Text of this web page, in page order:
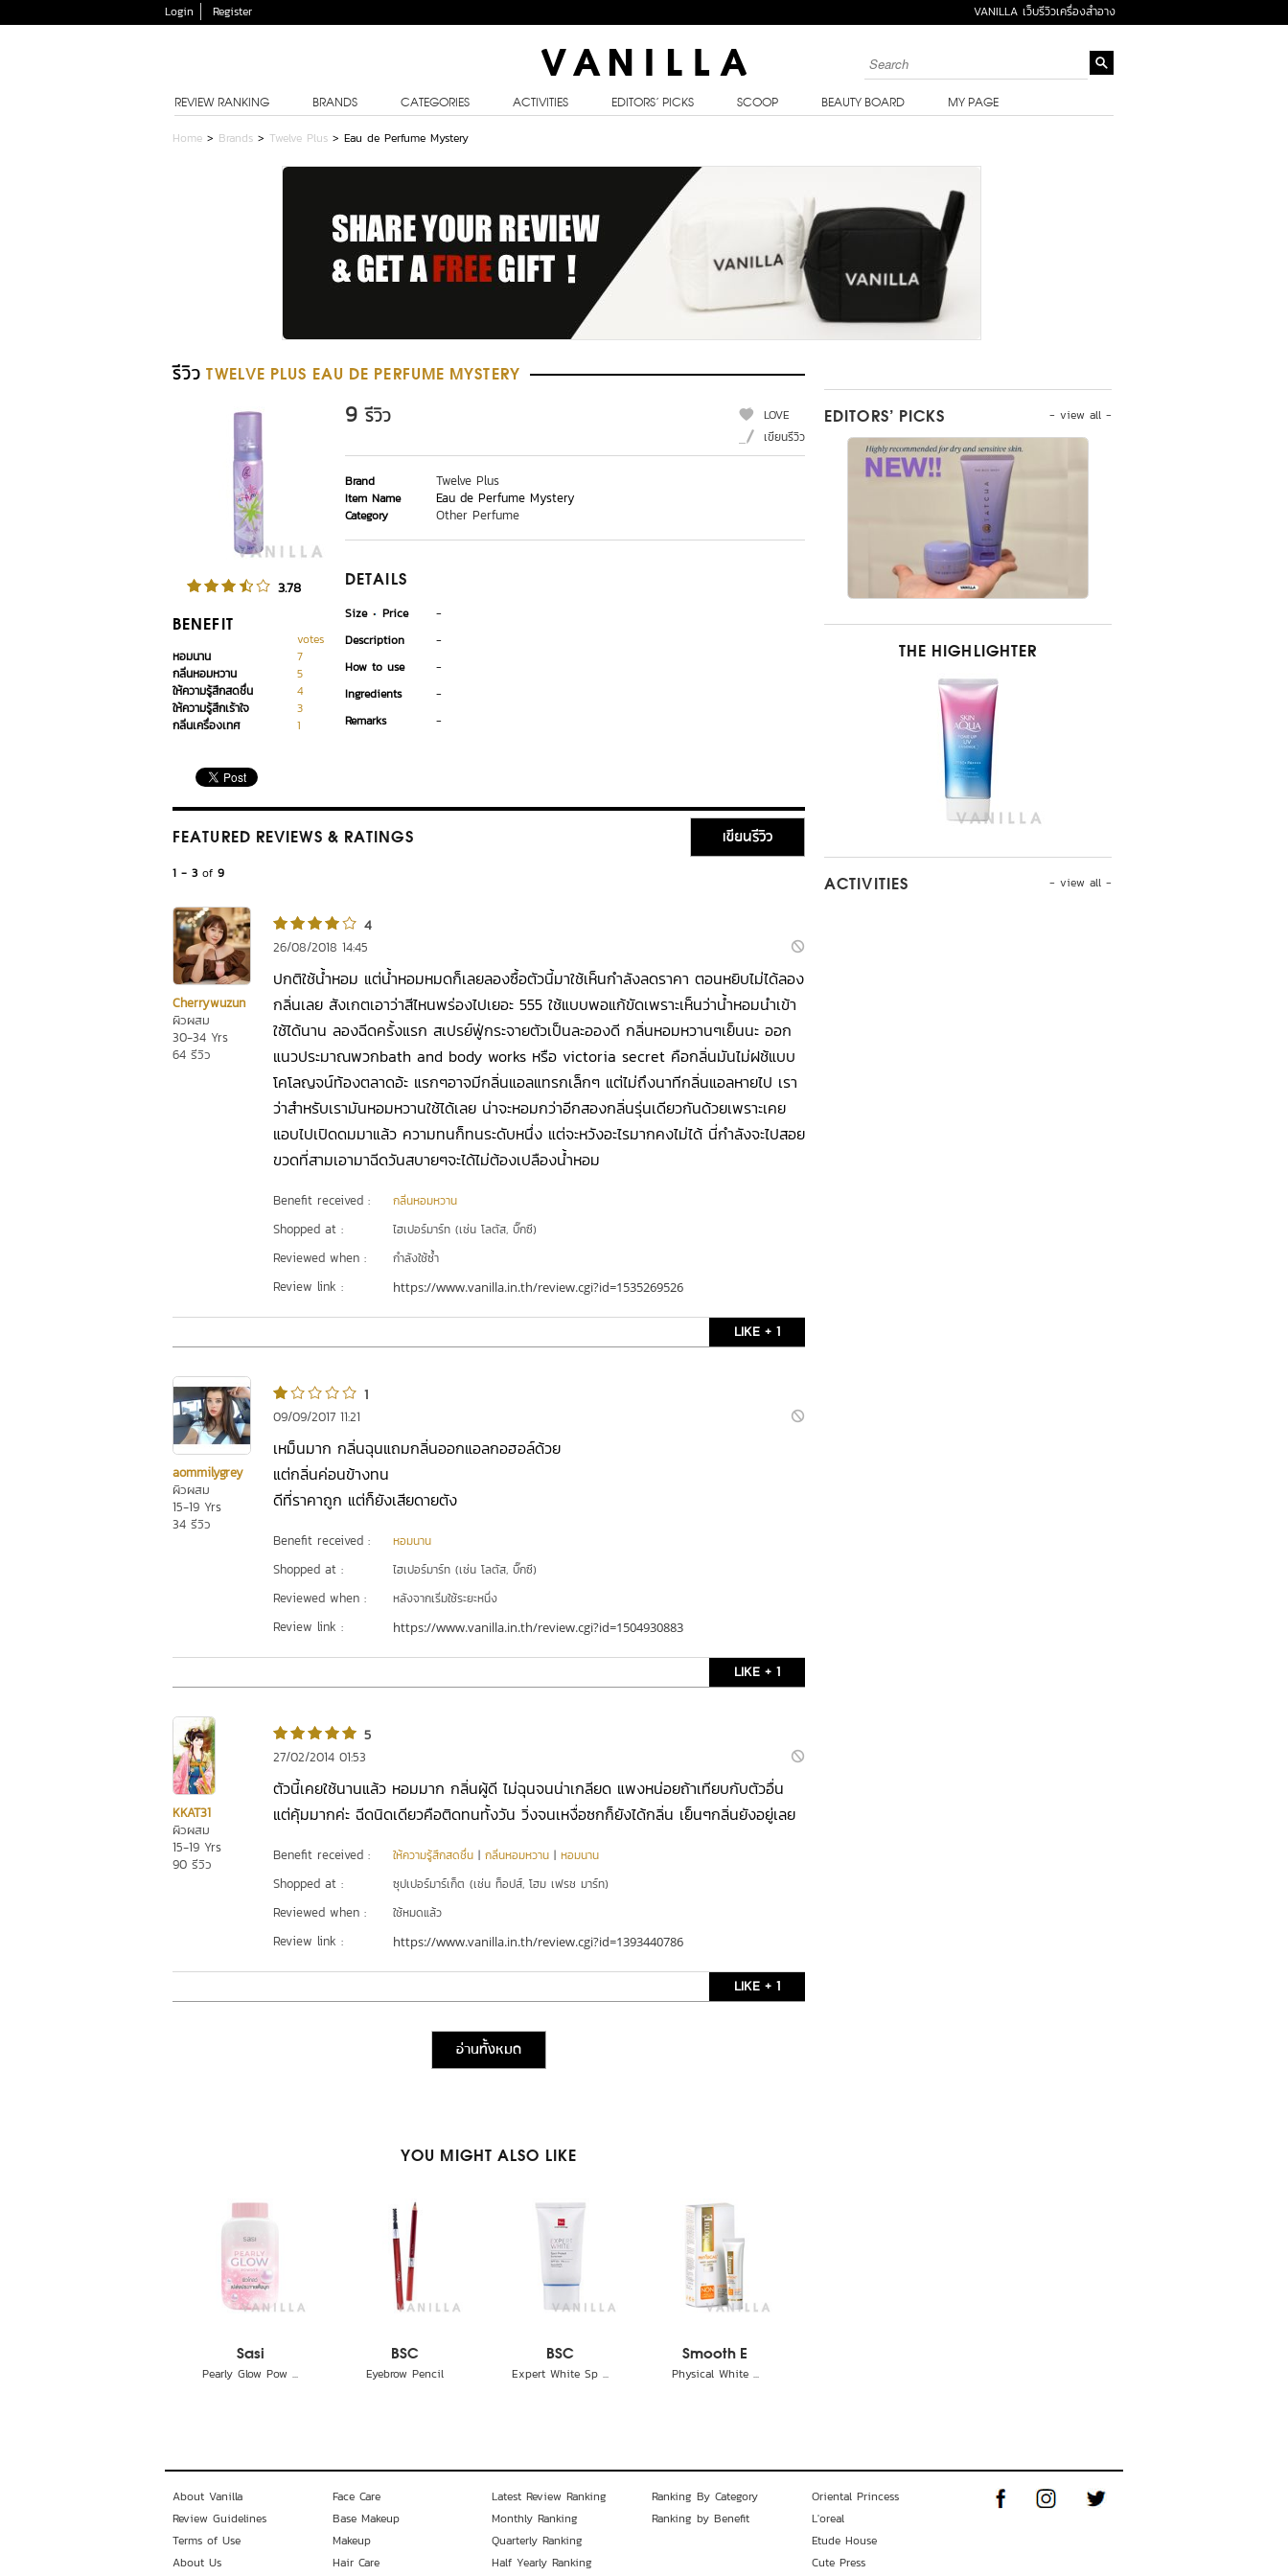
Login Register VANILLA เว็บรีวิวเครื่องสำอาง
REVIEW RANKING BRANDS CATEGORIES ACTIVITIES EDITORS’ PICKS SCOOP BEAUTY BOARD MY PAGE
Home > Brands > Twelve Plus > Eau de Perfume Mystery
รีวิว TWELVE PLUS EAU DE PERFUME MYSTERY
3.78
BENEFIT
votes
หอมนาน
7
กลิ่นหอมหวาน
5
ให้ความรู้สึกสดชื่น
4
ให้ความรู้สึกเร้าใจ
3
กลิ่นเครื่องเทศ
1
9 รีวิว
LOVE
เขียนรีวิว
Brand Twelve Plus
Item Name Eau de Perfume Mystery
Category Other Perfume
DETAILS
Size Price
-
Description
-
How to use
-
Ingredients
-
Remarks
-
FEATURED REVIEWS & RATINGS เขียนรีวิว
1 - 3 of 9
Cherrywuzun
ผิวผสม
30-34 Yrs
64 รีวิว
4
26/08/2018 14:45
ปกติใช้น้ำหอม แต่น้ำหอมหมดก็เลยลองซื้อตัวนี้มาใช้เห็นกำลังลดราคา ตอนหยิบไม่ได้ลอง
กลิ่นเลย สังเกตเอาว่าสีไหนพร่องไปเยอะ 555 ใช้แบบพอแก้ขัดเพราะเห็นว่าน้ำหอมนำเข้า
ใช้ได้นาน ลองฉีดครั้งแรก สเปรย์ฟู่กระจายตัวเป็นละอองดี กลิ่นหอมหวานๆเย็นนะ ออก
แนวประมาณพวกbath and body works หรือ victoria secret คือกลิ่นมันไม่ฝช้แบบ
โคโลญจน์ท้องตลาดอ้ะ แรกๆอาจมีกลิ่นแอลแทรกเล็กๆ แต่ไม่ถึงนาทีกลิ่นแอลหายไป เรา
ว่าสำหรับเรามันหอมหวานใช้ได้เลย น่าจะหอมกว่าอีกสองกลิ่นรุ่นเดียวกันด้วยเพราะเคย
แอบไปเปิดดมมาแล้ว ความทนก็ทนระดับหนึ่ง แต่จะหวังอะไรมากคงไม่ได้ นี่กำลังจะไปสอย
ขวดที่สามเอามาฉีดวันสบายๆจะได้ไม่ต้องเปลืองน้ำหอม
Benefit received : กลิ่นหอมหวาน
Shopped at : ไฮเปอร์มาร์ท (เช่น โลตัส, บิ๊กซี)
Reviewed when : กำลังใช้ซ้ำ
Review link : https://www.vanilla.in.th/review.cgi?id=1535269526
LIKE + 1
aommilygrey
ผิวผสม
15-19 Yrs
34 รีวิว
1
09/09/2017 11:21
เหม็นมาก กลิ่นฉุนแถมกลิ่นออกแอลกอฮอล์ด้วย
แต่กลิ่นค่อนข้างทน
ดีที่ราคาถูก แต่ก็ยังเสียดายตัง
Benefit received : หอมนาน
Shopped at : ไฮเปอร์มาร์ท (เช่น โลตัส, บิ๊กซี)
Reviewed when : หลังจากเริ่มใช้ระยะหนึ่ง
Review link : https://www.vanilla.in.th/review.cgi?id=1504930883
LIKE + 1
KKAT31
ผิวผสม
15-19 Yrs
90 รีวิว
5
27/02/2014 01:53
ตัวนี้เคยใช้นานแล้ว หอมมาก กลิ่นผู้ดี ไม่ฉุนจนน่าเกลียด แพงหน่อยถ้าเทียบกับตัวอื่น
แต่คุ้มมากค่ะ ฉีดนิดเดียวคือติดทนทั้งวัน วิ่งจนเหงื่อซกก็ยังได้กลิ่น เย็นๆกลิ่นยังอยู่เลย
Benefit received : ให้ความรู้สึกสดชื่น | กลิ่นหอมหวาน | หอมนาน
Shopped at : ซุปเปอร์มาร์เก็ต (เช่น ท็อปส์, โฮม เฟรช มาร์ท)
Reviewed when : ใช้หมดแล้ว
Review link : https://www.vanilla.in.th/review.cgi?id=1393440786
LIKE + 1
อ่านทั้งหมด
YOU MIGHT ALSO LIKE
Sasi
Pearly Glow Pow ...
BSC
Eyebrow Pencil
BSC
Expert White Sp ...
Smooth E
Physical White ...
- view all -
EDITORS’ PICKS
THE HIGHLIGHTER
- view all -
ACTIVITIES
About Vanilla
Review Guidelines
Terms of Use
About Us
Face Care
Base Makeup
Makeup
Hair Care
Latest Review Ranking
Monthly Ranking
Quarterly Ranking
Half Yearly Ranking
Ranking By Category
Ranking by Benefit
Oriental Princess
L'oreal
Etude House
Cute Press